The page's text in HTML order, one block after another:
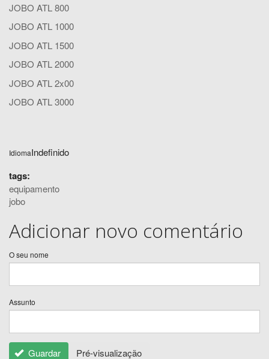
JOBO ATL 800
JOBO ATL 1000
JOBO ATL 1500
JOBO ATL 2000
JOBO ATL 2x00
JOBO ATL 3000
IdiomaIndefinido
tags:
equipamento
jobo
Adicionar novo comentário
O seu nome
Assunto
Guardar Pré-visualização